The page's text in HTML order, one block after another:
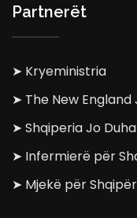
Partnerët
➤ Kryeministria
➤ The New
➤ Shqiperia Jo
➤ Infermierë për
➤ Mjekë për